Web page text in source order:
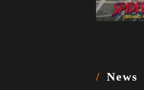
News